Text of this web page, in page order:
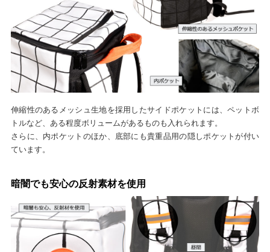
伸縮性のあるメッシュ生地を採用したサイドポケットには、ペットボ
トルなど、ある程度ボリュームがあるものも入れられます。
さらに、内ポケットのほか、底部にも貴重品用の隠しポケットが付い
ています。
暗闇でも安心の反射素材を使用